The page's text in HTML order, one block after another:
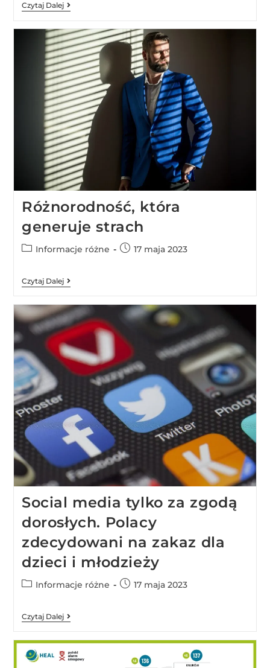
Czytaj Dalej
Różnorodność, która
generuje strach
Informacje różne 17 maja 2023
Czytaj Dalej
Social media tylko za zgodą
dorosłych. Polacy
zdecydowani na zakaz dla
dzieci i młodzieży
Informacje różne 17 maja 2023
Czytaj Dalej